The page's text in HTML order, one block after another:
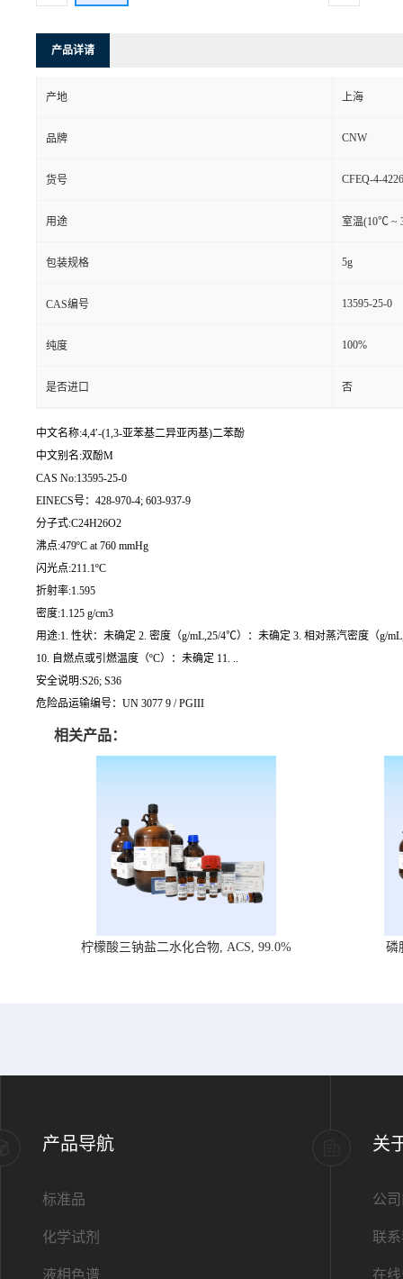
产品详请
产地 上海
品牌 CNW
货号 CFEQ-4-
用途 室温(10℃ ~
包装规格 5g
CAS编号 13595-25-0
纯度 100%
是否进口 否
中文名称:4,4′-(1,3-亚苯基二异亚丙基)二苯酚
中文别名:双酚M
CAS No:13595-25-0
EINECS号：428-970-4; 603-937-9
分子式:C24H26O2
沸点:479ºC at 760 mmHg
闪光点:211.1ºC
折射率:1.595
密度:1.125 g/cm3
用途:1. 性状：未确定 2. 密度（g/mL,25/4℃）：未确定 3. 相对蒸汽密度（g/
10. 自燃点或引燃温度（ºC）：未确定 11. ..
安全说明:S26; S36
危险品运输编号：UN 3077 9 / PGIII
相关产品：
柠檬酸三钠盐二水化合物, ACS, 99.0% 磷
产品导航
标准品
化学试剂
液相色谱
关
公
联
在